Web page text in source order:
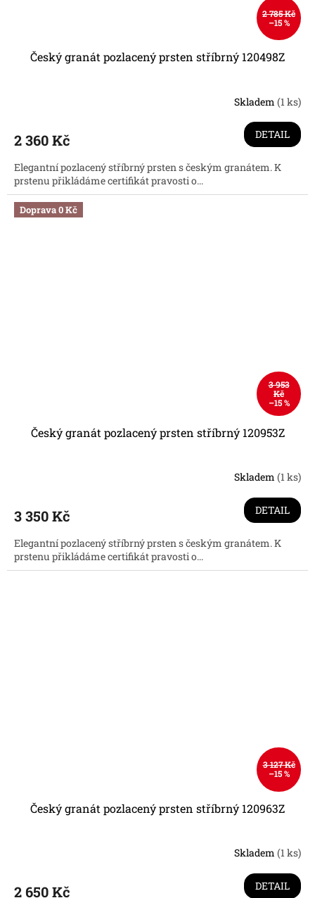
2 785 Kč
–15 %
Český granát pozlacený prsten stříbrný 120498Z
Skladem (1 ks)
2 360 Kč DETAIL
Elegantní pozlacený stříbrný prsten s českým granátem. K
prstenu přikládáme certifikát pravosti o...
Doprava 0 Kč
3 953
Kč
–15 %
Český granát pozlacený prsten stříbrný 120953Z
Skladem (1 ks)
3 350 Kč DETAIL
Elegantní pozlacený stříbrný prsten s českým granátem. K
prstenu přikládáme certifikát pravosti o...
3 127 Kč
–15 %
Český granát pozlacený prsten stříbrný 120963Z
Skladem (1 ks)
2 650 Kč DETAIL